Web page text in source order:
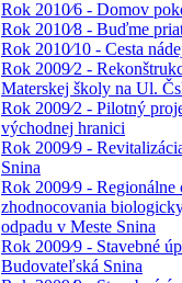
Rok 2010⁄6 - Domov
Rok 2010⁄8 - Buďme
Rok 2010⁄10 - Cesta
Rok 2009⁄2 -
Materskej školy na Ul.
Rok 2009⁄2 - Pilotný
východnej hranici
Rok 2009⁄9 -
Snina
Rok 2009⁄9 - Regionálne
zhodnocovania
odpadu v Meste Snina
Rok 2009⁄9 - Stavebné
Budovateľská Snina